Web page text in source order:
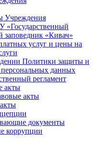
Учреждения
«Государственный
заповедник «Кивач»
услуг и цены на
Политики защиты и
персональных данных
регламент
акты
акты
документы
коррупции